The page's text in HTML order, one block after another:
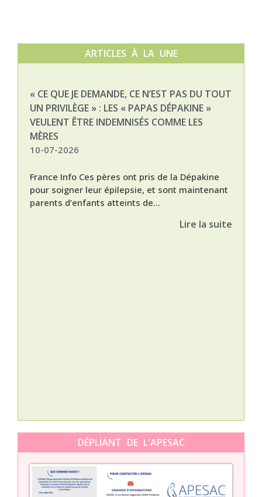
ARTICLES À LA UNE
« CE QUE JE DEMANDE, CE N’EST PAS DU TOUT
UN PRIVILÈGE » : LES « PAPAS DÉPAKINE »
VEULENT ÊTRE INDEMNISÉS COMME LES
MÈRES
10-07-2026
France Info Ces pères ont pris de la Dépakine
pour soigner leur épilepsie, et sont maintenant
parents d’enfants atteints de...
Lire la suite
DÉPLIANT DE L'APESAC